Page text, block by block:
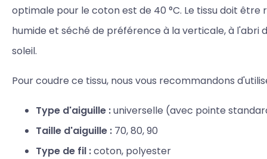
optimale pour le coton est de 40 °C. Le tissu doit être
humide et séché de préférence à la verticale, à l'abri
soleil.
Pour coudre ce tissu, nous vous recommandons
Type d'aiguille :universelle (avec pointe
Taille d'aiguille : 70, 80, 90
Type de fil :coton, polyester